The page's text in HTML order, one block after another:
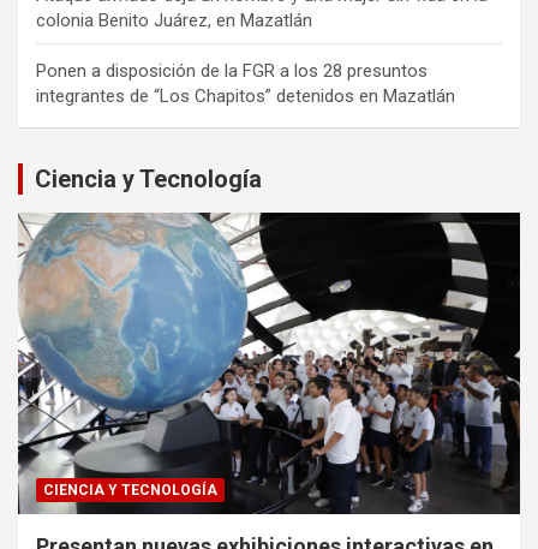
colonia Benito Juárez, en Mazatlán
Ponen a disposición de la FGR a los 28 presuntos
integrantes de “Los Chapitos” detenidos en Mazatlán
Ciencia y Tecnología
CIENCIA Y TECNOLOGÍA